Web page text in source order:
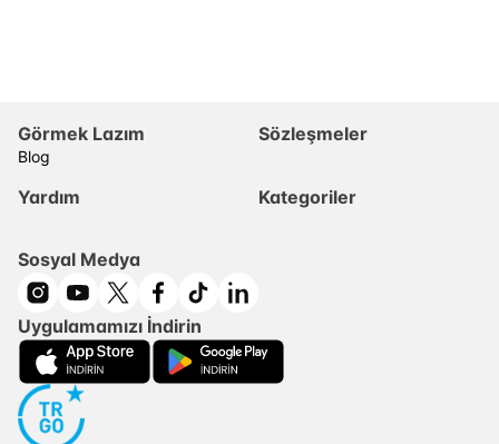
Görmek Lazım
Blog
Sözleşmeler
Yardım Kategoriler
Sosyal Medya
Uygulamamızı İndirin